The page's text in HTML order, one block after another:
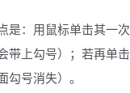
是：用鼠标单击其一
带上勾号）；若再单
号消失）。